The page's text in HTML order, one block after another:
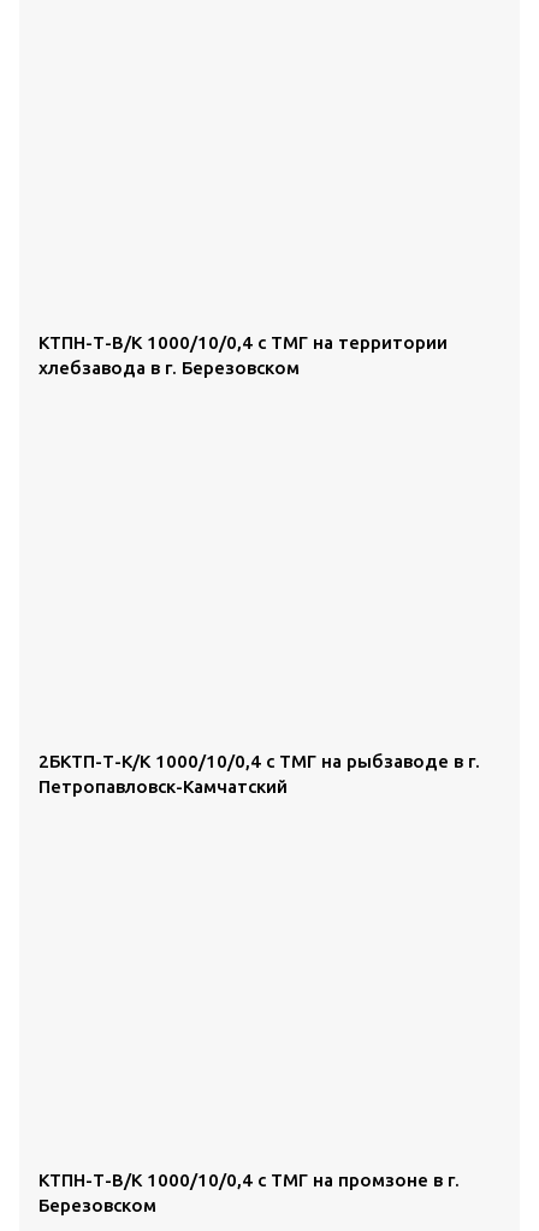
КТПН-Т-В/К 1000/10/0,4 с ТМГ на территории
хлебзавода в г. Березовском
2БКТП-Т-К/К 1000/10/0,4 с ТМГ на рыбзаводе в г.
Петропавловск-Камчатский
КТПН-Т-В/К 1000/10/0,4 с ТМГ на промзоне в г.
Березовском